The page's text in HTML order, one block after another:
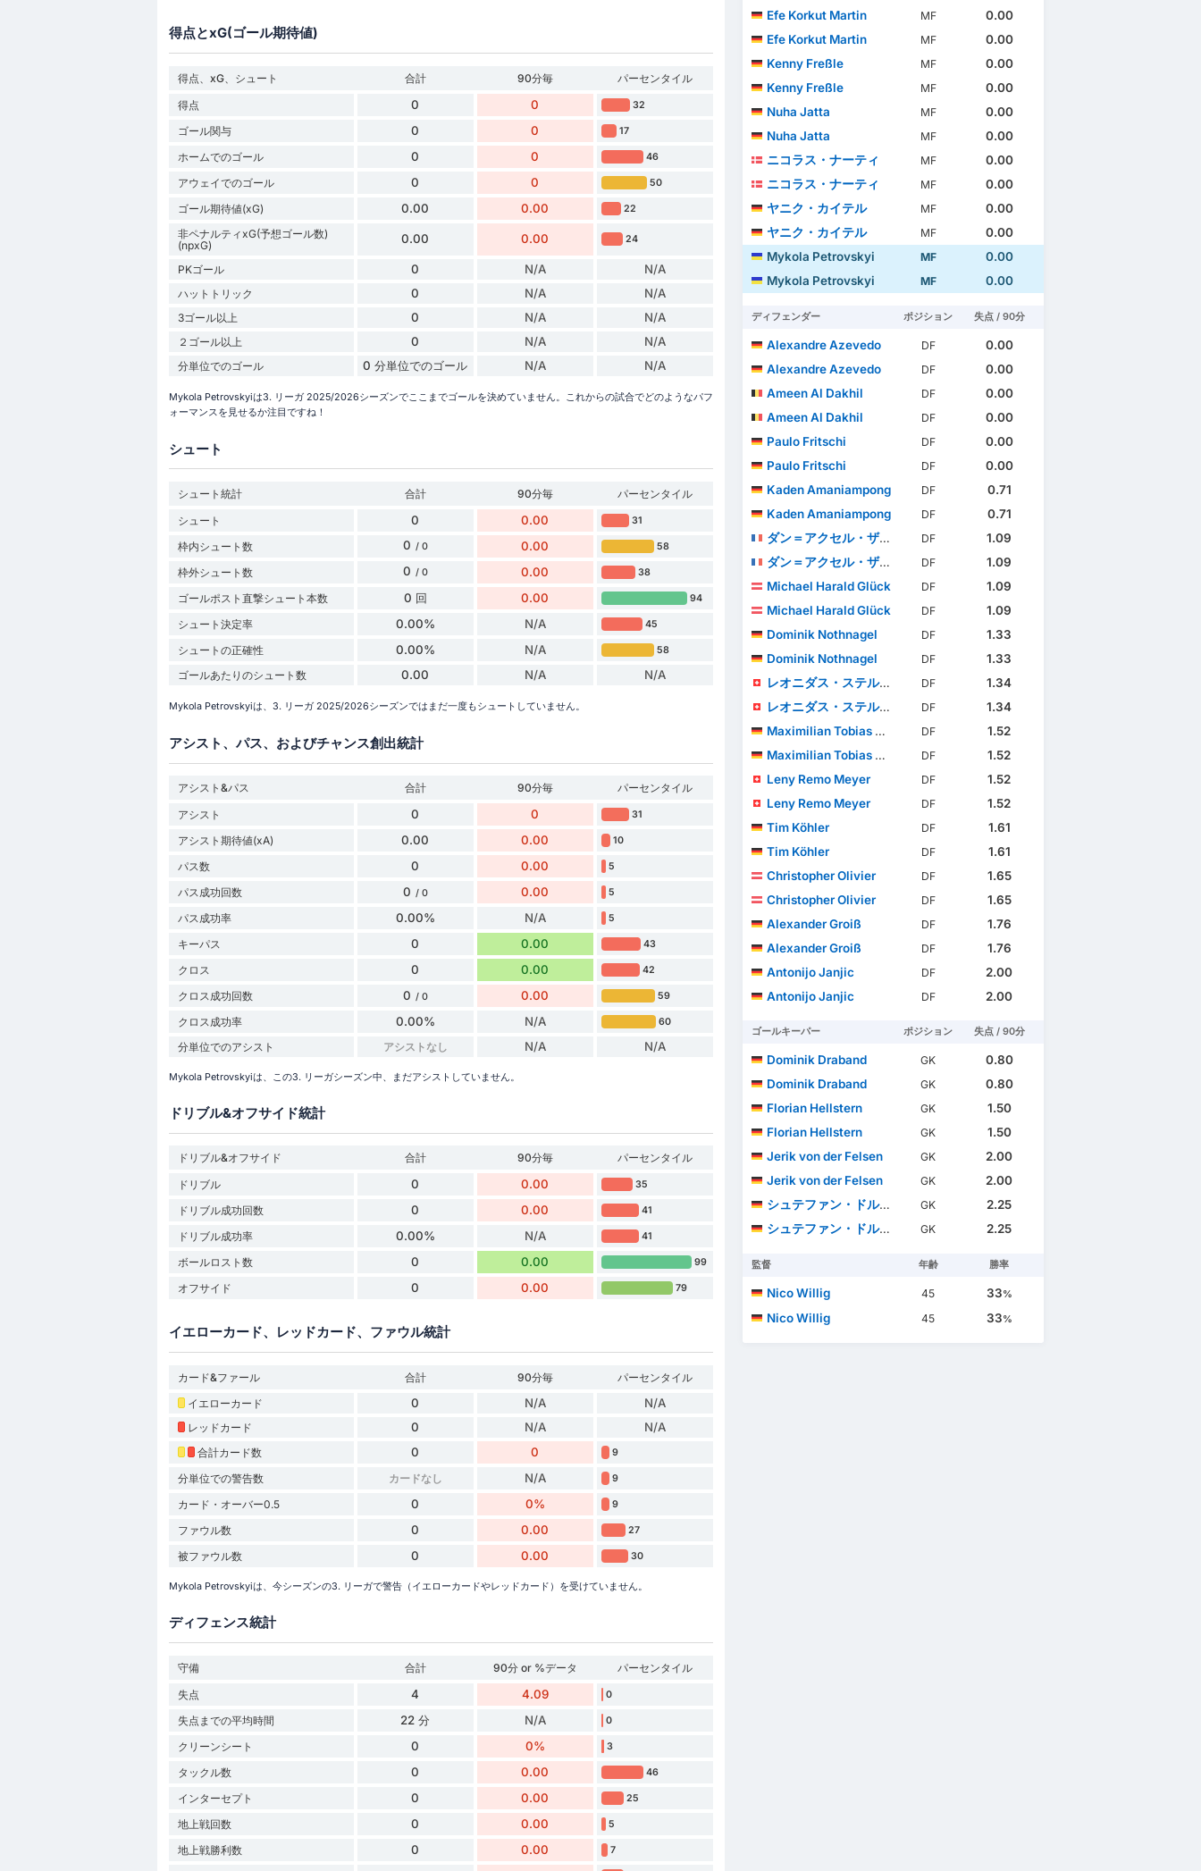
得点とxG(ゴール期待値)
得点、xG、シュート 合計 90分毎
パーセンタイル
得点
0 0 32
ゴール関与 0 0 17
ホームでのゴール 0 0 46
アウェイでのゴール 0 0 50
ゴール期待値(xG) 0.00 0.00 22
非ペナルティxG(予想ゴール数)
(npxG)
0.00 0.00 24
PKゴール 0 N/A N/A
ハットトリック 0 N/A N/A
3ゴール以上 0 N/A N/A
２ゴール以上 0 N/A N/A
分単位でのゴール 0 分単位でのゴール N/A N/A
Mykola Petrovskyiは3. リーガ 2025/2026シーズンでここまでゴールを決めていません。これからの試合でどのようなパフ
ォーマンスを見せるか注目ですね！
シュート
シュート統計 合計 90分毎
パーセンタイル
シュート
0 0.00 31
枠内シュート数 0 / 0 0.00 58
枠外シュート数 0 / 0 0.00 38
ゴールポスト直撃シュート本数 0 回 0.00 94
シュート決定率 0.00% N/A 45
シュートの正確性 0.00% N/A 58
ゴールあたりのシュート数 0.00 N/A N/A
Mykola Petrovskyiは、3. リーガ 2025/2026シーズンではまだ一度もシュートしていません。
アシスト、パス、およびチャンス創出統計
アシスト&パス 合計 90分毎
パーセンタイル
アシスト
0 0 31
アシスト期待値(xA) 0.00 0.00 10
パス数 0 0.00 5
パス成功回数 0 / 0 0.00 5
パス成功率 0.00% N/A 5
キーパス 0 0.00 43
クロス 0 0.00 42
クロス成功回数 0 / 0 0.00 59
クロス成功率 0.00% N/A 60
分単位でのアシスト アシストなし N/A N/A
Mykola Petrovskyiは、この3. リーガシーズン中、まだアシストしていません。
ドリブル&オフサイド統計
ドリブル&オフサイド 合計 90分毎
パーセンタイル
ドリブル
0 0.00 35
ドリブル成功回数 0 0.00 41
ドリブル成功率 0.00% N/A 41
ボールロスト数 0 0.00 99
オフサイド 0 0.00 79
イエローカード、レッドカード、ファウル統計
カード&ファール 合計 90分毎
パーセンタイル
イエローカード
0 N/A N/A
レッドカード 0 N/A N/A
合計カード数 0 0 9
分単位での警告数 カードなし N/A 9
カード・オーバー0.5 0 0% 9
ファウル数 0 0.00 27
被ファウル数 0 0.00 30
Mykola Petrovskyiは、今シーズンの3. リーガで警告（イエローカードやレッドカード）を受けていません。
ディフェンス統計
守備 合計 90分 or %データ
パーセンタイル
失点
4 4.09 0
失点までの平均時間 22 分 N/A 0
クリーンシート 0 0% 3
タックル数 0 0.00 46
インターセプト 0 0.00 25
地上戦回数 0 0.00 5
地上戦勝利数 0 0.00 7
Efe Korkut Martin
MF
0.00
Efe Korkut Martin
MF
0.00
Kenny Freßle
MF
0.00
Kenny Freßle
MF
0.00
Nuha Jatta
MF
0.00
Nuha Jatta
MF
0.00
ニコラス・ナーティ
MF
0.00
ニコラス・ナーティ
MF
0.00
ヤニク・カイテル
MF
0.00
ヤニク・カイテル
MF
0.00
Mykola Petrovskyi
MF
0.00
Mykola Petrovskyi
MF 0.00
ディフェンダー ポジション 失点 / 90分
Alexandre Azevedo DF
0.00
Alexandre Azevedo
DF
0.00
Ameen Al Dakhil
DF
0.00
Ameen Al Dakhil
DF
0.00
Paulo Fritschi
DF
0.00
Paulo Fritschi
DF
0.00
Kaden Amaniampong
DF
0.71
Kaden Amaniampong
DF
0.71
ダン＝アクセル・ザガドゥ
DF
1.09
ダン＝アクセル・ザガドゥ
DF
1.09
Michael Harald Glück
DF
1.09
Michael Harald Glück
DF
1.09
Dominik Nothnagel
DF
1.33
Dominik Nothnagel
DF
1.33
レオニダス・ステルギウ
DF
1.34
レオニダス・ステルギウ
DF
1.34
Maximilian Tobias Herwerth
DF
1.52
Maximilian Tobias Herwerth
DF
1.52
Leny Remo Meyer
DF
1.52
Leny Remo Meyer
DF
1.52
Tim Köhler
DF
1.61
Tim Köhler
DF
1.61
Christopher Olivier
DF
1.65
Christopher Olivier
DF
1.65
Alexander Groiß
DF
1.76
Alexander Groiß
DF
1.76
Antonijo Janjic
DF
2.00
Antonijo Janjic
DF 2.00
ゴールキーパー ポジション 失点 / 90分
Dominik Draband GK
0.80
Dominik Draband
GK
0.80
Florian Hellstern
GK
1.50
Florian Hellstern
GK
1.50
Jerik von der Felsen
GK
2.00
Jerik von der Felsen
GK
2.00
シュテファン・ドルリャーカ
GK
2.25
シュテファン・ドルリャーカ
GK 2.25
監督 年齢 勝率
Nico Willig 45 33%
Nico Willig 45 33%